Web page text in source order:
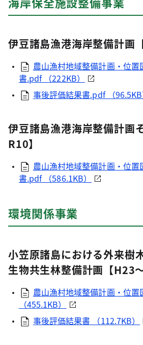
伊豆諸島漁港海岸整備計画
農山漁村地域整備計画・位置
書.pdf （222KB）
事後評価結果書.pdf （96.5KB
伊豆諸島漁港海岸整備計画
R10】
農山漁村地域整備計画・位置
書.pdf （586.1KB）
環境関係事業
小笠原諸島における外来樹
生物共生林整備計画【H23
農山漁村地域整備計画・位置
（455.1KB）
事後評価結果書 （112.7KB）